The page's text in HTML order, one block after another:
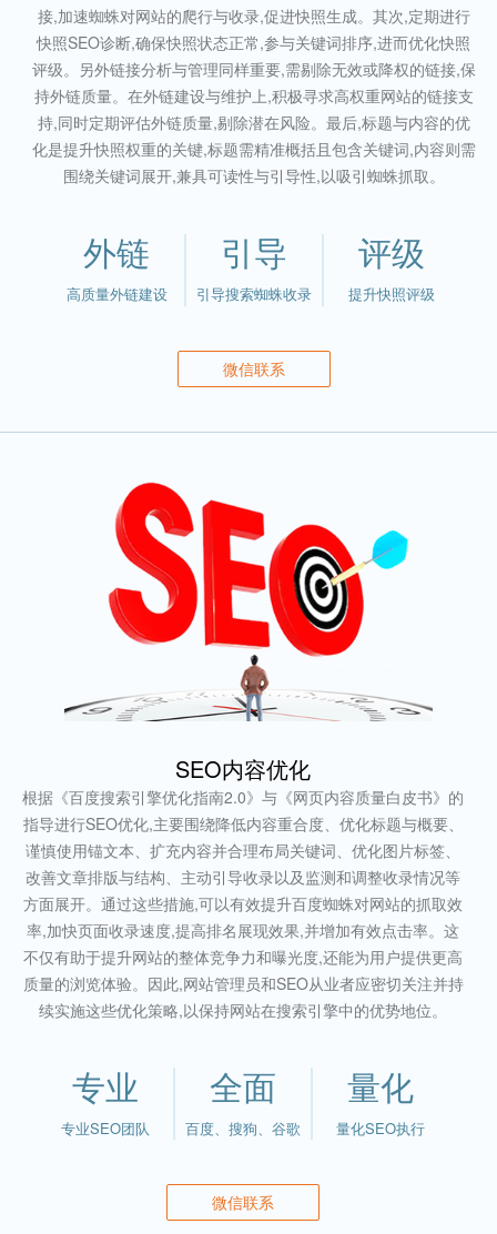
接,加速蜘蛛对网站的爬行与收录,促进快照生成。其次,定期进行
快照SEO诊断,确保快照状态正常,参与关键词排序,进而优化快照
评级。另外链接分析与管理同样重要,需剔除无效或降权的链接,保
持外链质量。在外链建设与维护上,积极寻求高权重网站的链接支
持,同时定期评估外链质量,剔除潜在风险。最后,标题与内容的优
化是提升快照权重的关键,标题需精准概括且包含关键词,内容则需
围绕关键词展开,兼具可读性与引导性,以吸引蜘蛛抓取。
外链
高质量外链建设
引导
引导搜索蜘蛛收录
评级
提升快照评级
微信联系
SEO内容优化
根据《百度搜索引擎优化指南2.0》与《网页内容质量白皮书》的
指导进行SEO优化,主要围绕降低内容重合度、优化标题与概要、
谨慎使用锚文本、扩充内容并合理布局关键词、优化图片标签、
改善文章排版与结构、主动引导收录以及监测和调整收录情况等
方面展开。通过这些措施,可以有效提升百度蜘蛛对网站的抓取效
率,加快页面收录速度,提高排名展现效果,并增加有效点击率。这
不仅有助于提升网站的整体竞争力和曝光度,还能为用户提供更高
质量的浏览体验。因此,网站管理员和SEO从业者应密切关注并持
续实施这些优化策略,以保持网站在搜索引擎中的优势地位。
专业
专业SEO团队
全面
百度、搜狗、谷歌
量化
量化SEO执行
微信联系